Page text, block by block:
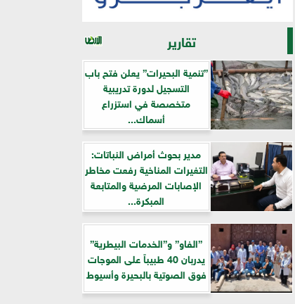
تقارير
”تنمية البحيرات” يعلن فتح باب
التسجيل لدورة تدريبية
متخصصة في استزراع
أسماك...
مدير بحوث أمراض النباتات:
التغيرات المناخية رفعت مخاطر
الإصابات المرضية والمتابعة
المبكرة...
”الفاو” و”الخدمات البيطرية”
يدربان 40 طبيباً على الموجات
فوق الصوتية بالبحيرة وأسيوط